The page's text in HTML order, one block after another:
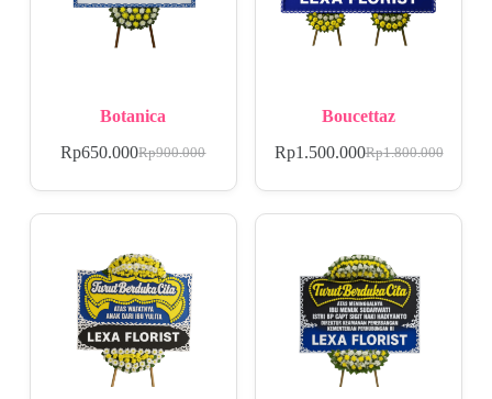
Botanica
Rp900.000
Rp650.000
Boucettaz
Rp1.800.000
Rp1.500.000